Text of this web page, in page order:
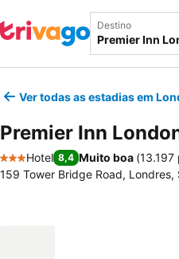
Destino
Ver todas as estadias em
Premier Inn
3 Estrelas
Hotel 8,4 Muito boa (13.197
159 Tower Bridge Road, Londres,